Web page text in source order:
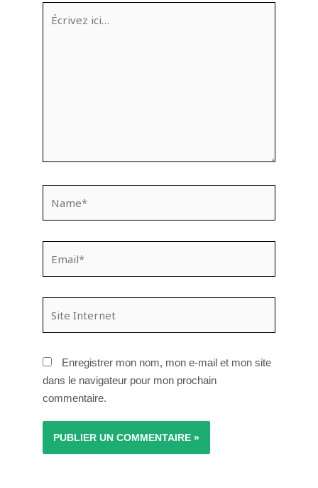
ici…
Internet
Enregistrer mon nom, mon e-mail et mon site
dans le navigateur pour mon prochain
commentaire.